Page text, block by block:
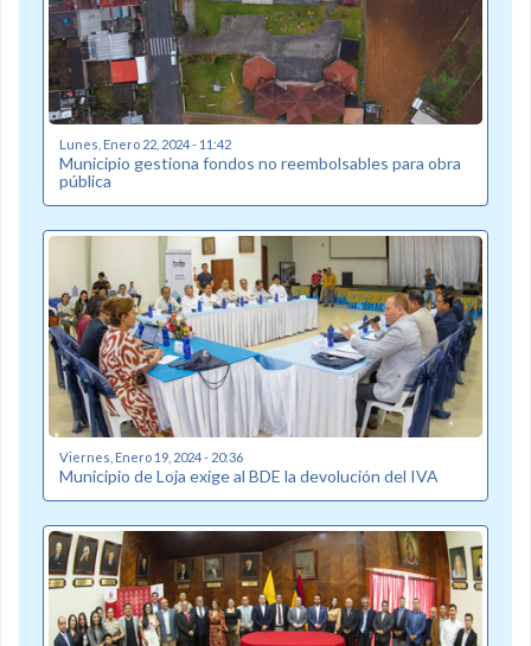
Lunes, Enero 22, 2024 - 11:42
Municipio gestiona fondos no reembolsables para obra
pública
Viernes, Enero 19, 2024 - 20:36
Municipio de Loja exige al BDE la devolución del IVA